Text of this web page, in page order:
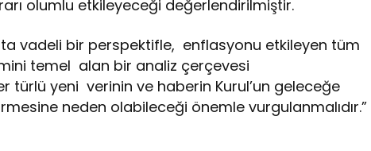
olumlu etkileyeceği değerlendirilmiştir.
vadeli bir perspektifle, enflasyonu etkileyen tüm
temel alan bir analiz çerçevesi
türlü yeni verinin ve haberin Kurul’un geleceğe
neden olabileceği önemle vurgulanmalıdır.”